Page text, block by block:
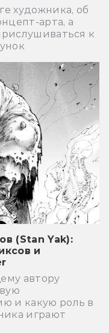
художника, об
арта, а
к
(Stan Yak):
и
автору
и какую роль в
играют